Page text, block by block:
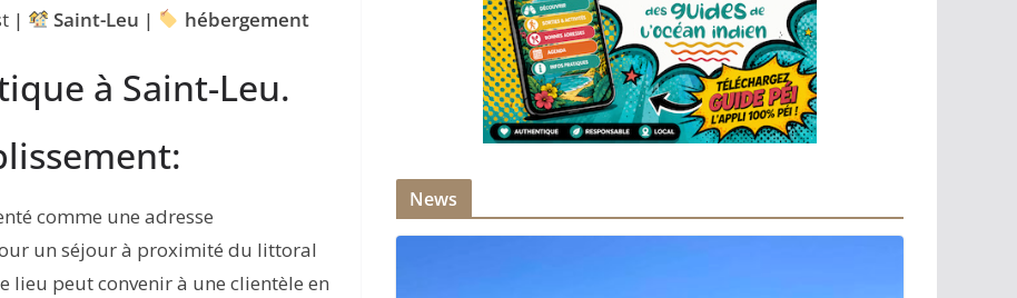
| Saint-Leu | hébergement
à Saint-Leu.
comme une adresse
un séjour à proximité du littoral
lieu peut convenir à une clientèle en
News